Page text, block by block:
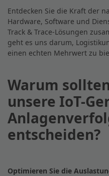
Entdecken Sie die Kraft der
Hardware, Software und
Track & Trace-Lösungen
geht es uns darum,
einen echten Mehrwert zu
Warum
unsere IoT-
entscheiden?
Optimieren Sie die